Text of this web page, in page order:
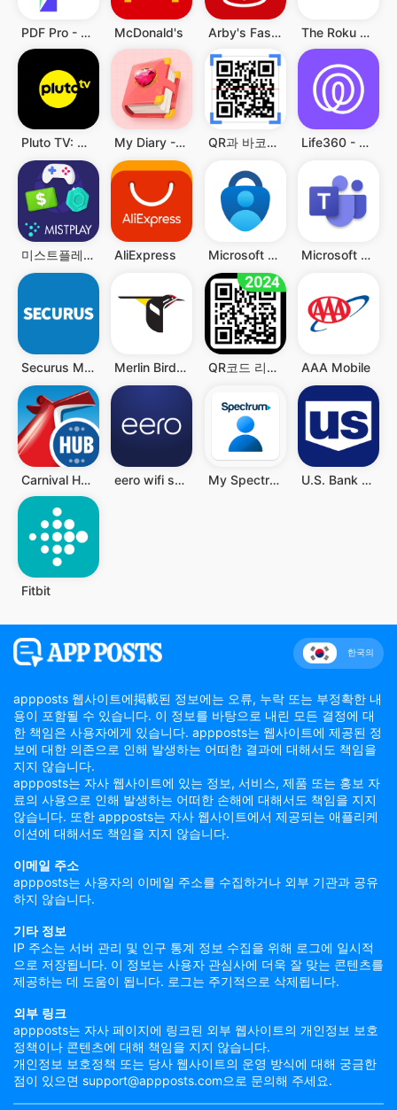
PDF Pro - Reader & Maker McDonald's Arby's Fast Food Sandwiches The Roku App (Official)
Pluto TV: Watch Free Movies/TV My Diary - Diary With Lock QR과 바코드 스캐너 Life360 - 위치 공유
미스트플레이 – 게임 플레이하고 리워드까지 받으세요 AliExpress Microsoft Authenticator Microsoft Teams
Securus Mobile Merlin Bird ID by Cornell Lab QR코드 리더 - QR과 바코드 스캐너, QR 스캐너 AAA Mobile
Carnival HUB eero wifi system My Spectrum U.S. Bank Mobile Banking
Fitbit
한국의
appposts 웹사이트에掲載된 정보에는 오류, 누락 또는 부정확한 내
용이 포함될 수 있습니다. 이 정보를 바탕으로 내린 모든 결정에 대
한 책임은 사용자에게 있습니다. appposts는 웹사이트에 제공된 정
보에 대한 의존으로 인해 발생하는 어떠한 결과에 대해서도 책임을
지지 않습니다.
appposts는 자사 웹사이트에 있는 정보, 서비스, 제품 또는 홍보 자
료의 사용으로 인해 발생하는 어떠한 손해에 대해서도 책임을 지지
않습니다. 또한 appposts는 자사 웹사이트에서 제공되는 애플리케
이션에 대해서도 책임을 지지 않습니다.
이메일 주소
appposts는 사용자의 이메일 주소를 수집하거나 외부 기관과 공유
하지 않습니다.
기타 정보
IP 주소는 서버 관리 및 인구 통계 정보 수집을 위해 로그에 일시적
으로 저장됩니다. 이 정보는 사용자 관심사에 더욱 잘 맞는 콘텐츠를
제공하는 데 도움이 됩니다. 로그는 주기적으로 삭제됩니다.
외부 링크
appposts는 자사 페이지에 링크된 외부 웹사이트의 개인정보 보호
정책이나 콘텐츠에 대해 책임을 지지 않습니다.
개인정보 보호정책 또는 당사 웹사이트의 운영 방식에 대해 궁금한
점이 있으면 support@appposts.com으로 문의해 주세요.